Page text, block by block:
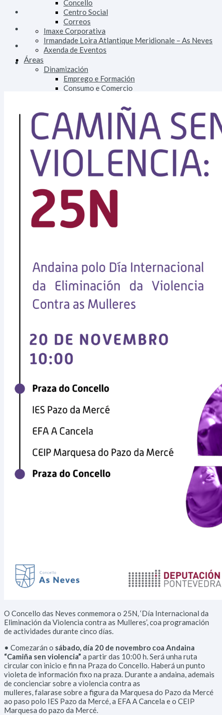
Concello
Centro Social
Correos
Imaxe Corporativa
Irmandade Loira Atlantique Meridionale – As Neves
Axenda de Eventos
Áreas
Dinamización
Emprego e Formación
Consumo e Comercio
Urbanismo e Vivenda
Facenda
Orzamentos, Taxas e Impostos
Alumeado Público
Saneamento
Servizos
Persoal
Parque Móbil
Innovación Tecnolóxica
Deportes
Medio Urbano
Tráfico
Ensino
Biblioteca
Servizos Sociais
Voluntariado
Sanidade
Cultura
Comunicación
Muller
Policía Local
Participa
Diríxete ao Concello
Escoitámoste
Bandos
O Concello das Neves conmemora o 25N, ‘Día Internacional da
Eliminación da Violencia contra as Mulleres’, coa programación
de actividades durante cinco días.
• Comezarán o sábado, día 20 de novembro coa Andaina
“Camiña sen violencia” a partir das 10:00 h. Será unha ruta
circular con inicio e fin na Praza do Concello. Haberá un punto
violeta de información fixo na praza. Durante a andaina, ademais
de concienciar sobre a violencia contra as
mulleres, falarase sobre a figura da Marquesa do Pazo da Mercé
ao paso polo IES Pazo da Mercé, a EFA A Cancela e o CEIP
Marquesa do pazo da Mercé.